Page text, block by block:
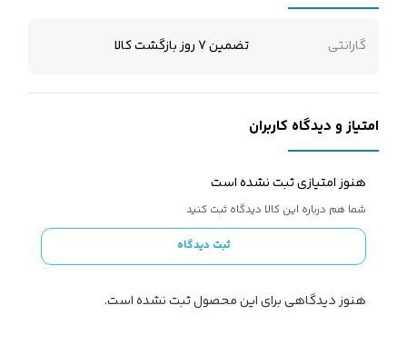
گارانتی تضمین 7 روز بازگشت کالا
امتیاز و دیدگاه کاربران
هنوز امتیازی ثبت نشده است
شما هم درباره این کالا دیدگاه ثبت کنید
ثبت دیدگاه
هنوز دیدگاهی برای این محصول ثبت نشده است.